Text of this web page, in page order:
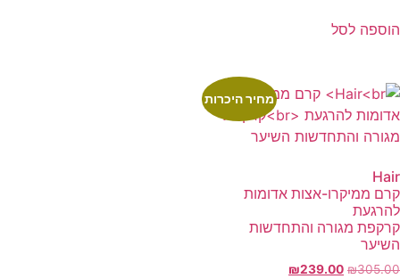
הוספה לסל
מחיר היכרות
Hair
קרם ממיקרו-אצות אדומות
להרגעת
קרקפת מגורה והתחדשות
השיער
₪305.00
₪239.00